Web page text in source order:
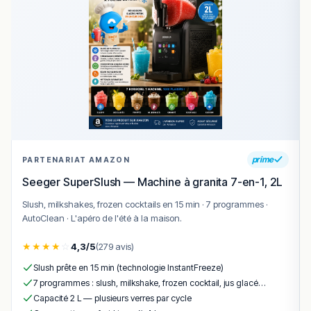
🍽️ Carte & plats emblématiques
– assortiment de sushis frais et variés, base
du menu.
– tranches de poisson cru délicates,
souvent saumon ou thon.
– makis traditionnels et créations signature.
– tempura de crevettes ou légumes
gyoza– ravioles japonaises frites ou vapeur,
populaires en entrée.
Conclusion
Luxembourg-City pour les amateurs de sushis et de
cuisine japonaise contemporaine
, offrant une
expérience conviviale et dépaysante au cœur du
centre-ville
PARTENARIAT AMAZON prime
Seeger SuperSlush — Machine à granita 7-en-1, 2L
Slush, milkshakes, frozen cocktails en 15 min · 7 programmes ·
AutoClean · L'apéro de l'été à la maison.
★★★★ 4,3/5(279 avis)
Slush prête en 15 min (technologie InstantFreeze)
7 programmes : slush, milkshake, frozen cocktail, jus glacé…
Capacité 2 L — plusieurs verres par cycle